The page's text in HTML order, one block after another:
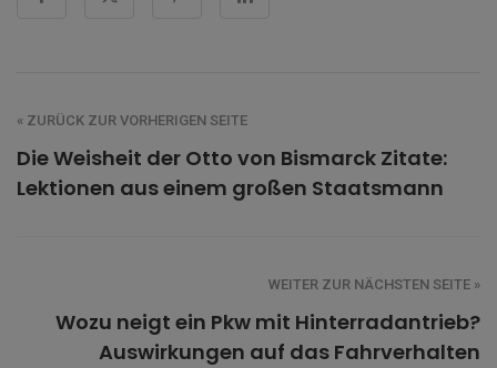
« ZURÜCK ZUR VORHERIGEN SEITE
Die Weisheit der Otto von Bismarck Zitate:
Lektionen aus einem großen Staatsmann
WEITER ZUR NÄCHSTEN SEITE »
Wozu neigt ein Pkw mit Hinterradantrieb?
Auswirkungen auf das Fahrverhalten